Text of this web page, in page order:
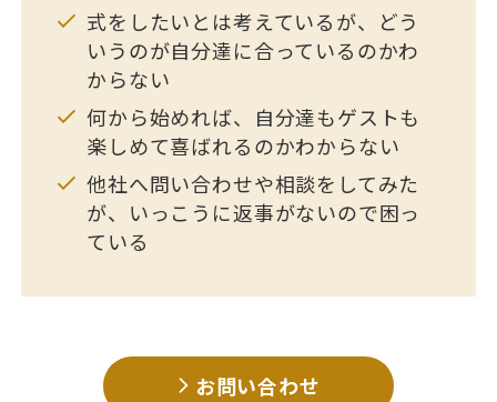
式をしたいとは考えているが、どう
いうのが自分達に合っているのかわ
からない
何から始めれば、自分達もゲストも
楽しめて喜ばれるのかわからない
他社へ問い合わせや相談をしてみた
が、いっこうに返事がないので困っ
ている
お問い合わせ